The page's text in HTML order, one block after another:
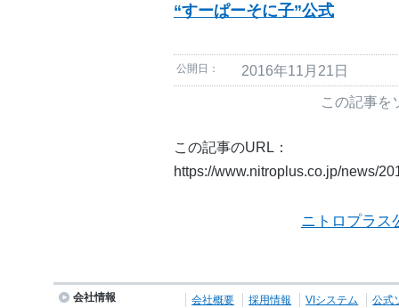
“すーぱーそに子”公式
公開日： 2016年11月21日
この記事を
この記事のURL：
https://www.nitroplus.co.jp/news/
ニトロプラス
会社情報 会社概要 採用情報 VIシステム 公式